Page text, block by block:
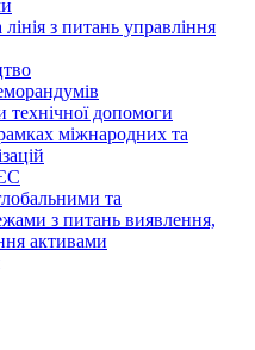
з питань управління
технічної допомоги
міжнародних та
та
з питань виявлення,
активами